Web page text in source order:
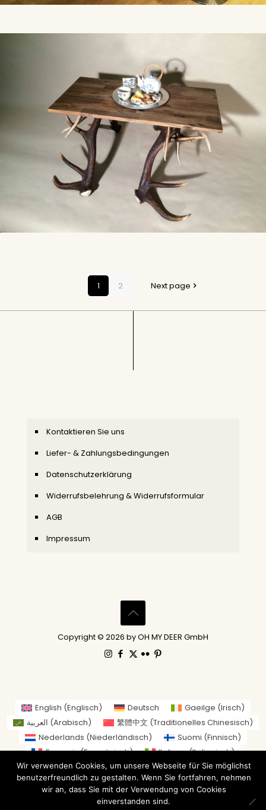
1 2 Next page
Kontaktieren Sie uns
Liefer- & Zahlungsbedingungen
Datenschutzerklärung
Widerrufsbelehrung & Widerrufsformular
AGB
Impressum
Copyright © 2026 by OH MY DEER GmbH
English (Englisch) Deutsch Gaeilge (Irisch)
العربية (Arabisch) 繁體中文 (Traditionelles Chinesisch)
Nederlands (Niederländisch) Suomi (Finnisch)
Français(Französisch) Italiano(Italienisch)
日本語(Japanisch)
Norsk bokmål(Norwegisch (Buchsprache) )
Русский ( Russisch ) Español
)
Wir verwenden Cookies, um unsere Webseite für Sie möglichst
benutzerfreundlich zu gestalten. Wenn Sie fortfahren, nehmen
wir an, dass Sie mit der Verwendung von Cookies
einverstanden sind.